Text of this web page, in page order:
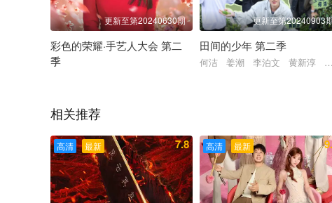
更新至第20240630期
彩色的荣耀·手艺人大会 第二
季
更新至第20240903
田间的少年 第二季
何洁 姜潮 李泊文 黄新淳
相关推荐
最新
高清 7.8 最新
高清